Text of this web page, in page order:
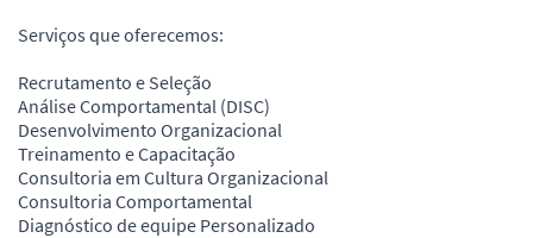
Serviços que oferecemos:
Recrutamento e Seleção
Análise Comportamental (DISC)
Desenvolvimento Organizacional
Treinamento e Capacitação
Consultoria em Cultura Organizacional
Consultoria Comportamental
Diagnóstico de equipe Personalizado